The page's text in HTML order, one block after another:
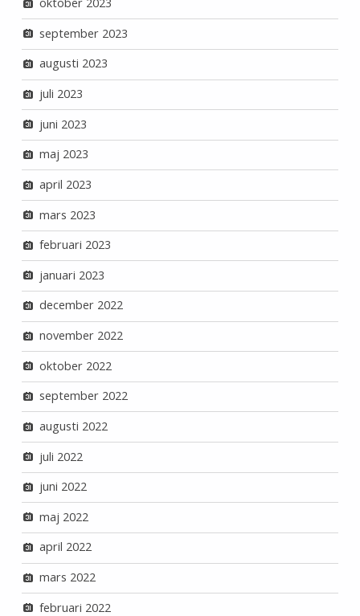
september 2023
augusti 2023
juli 2023
juni 2023
maj 2023
april 2023
mars 2023
februari 2023
januari 2023
december 2022
november 2022
oktober 2022
september 2022
augusti 2022
juli 2022
juni 2022
maj 2022
april 2022
mars 2022
februari 2022